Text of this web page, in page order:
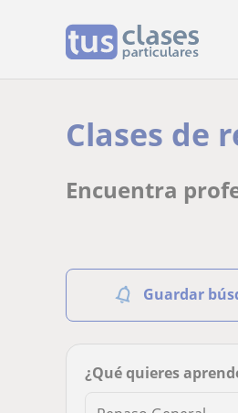
Clases de
Encuentra
Guardar
¿Qué quieres